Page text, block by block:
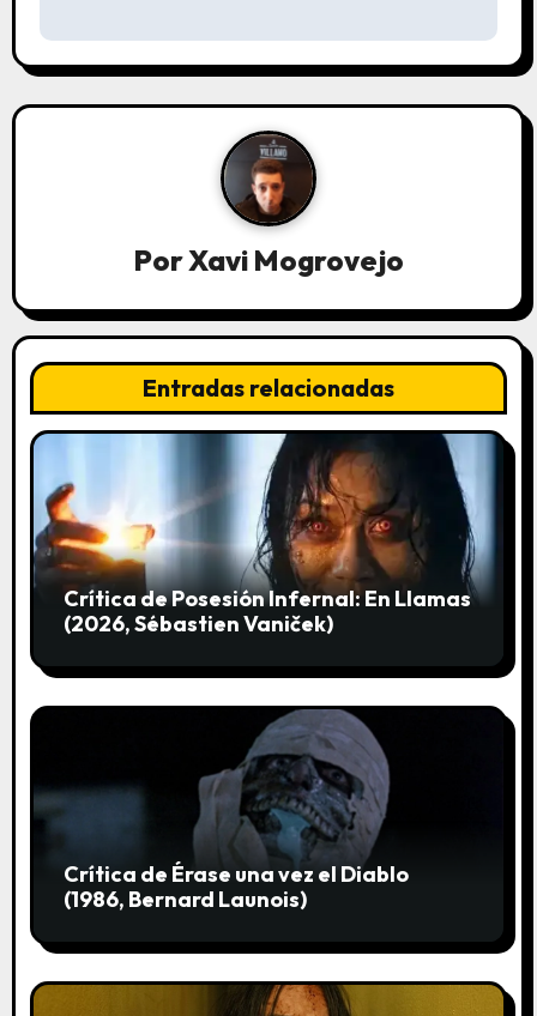
g
a
n
d
e
e
n
t
r
d
s
PorXavi Mogrovejo
Entradas relacionadas
Crítica de Posesión Infernal: En Llamas
(2026, Sébastien Vaniček)
Crítica de Érase una vez el Diablo
(1986, Bernard Launois)